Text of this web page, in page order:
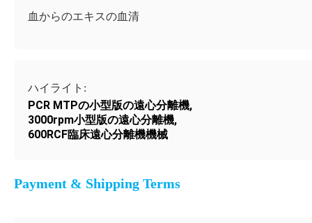
血からのエキスの血清
ハイライト:
PCR MTPの小型版の遠心分離機,
3000rpm小型版の遠心分離機,
600RCF臨床遠心分離機機械
Payment & Shipping Terms